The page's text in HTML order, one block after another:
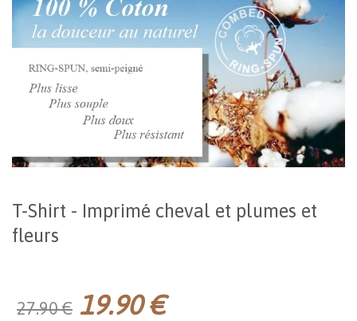
T-Shirt - Imprimé cheval et plumes et
fleurs
27.90 € 19.90 €